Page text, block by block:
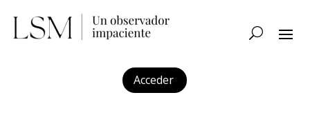
Acceder